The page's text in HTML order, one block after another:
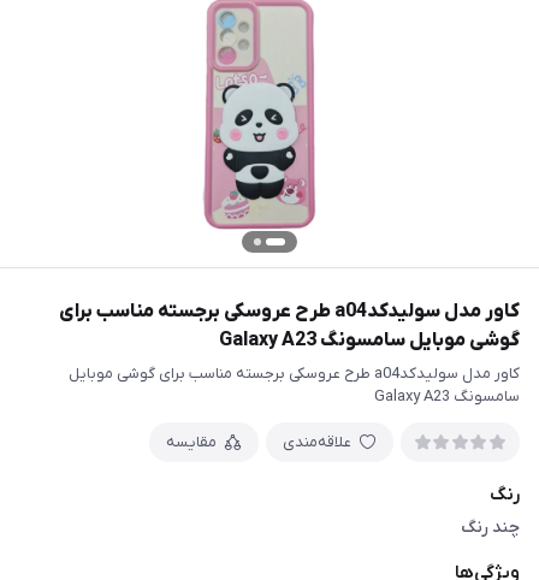
کاور مدل سولیدکدa04 طرح عروسکی برجسته مناسب برای
گوشی موبایل سامسونگ Galaxy A23
کاور مدل سولیدکدa04 طرح عروسکی برجسته مناسب برای گوشی موبایل
سامسونگ Galaxy A23
علاقه‌مندی مقایسه
رنگ
چند رنگ
ویژگی‌ها